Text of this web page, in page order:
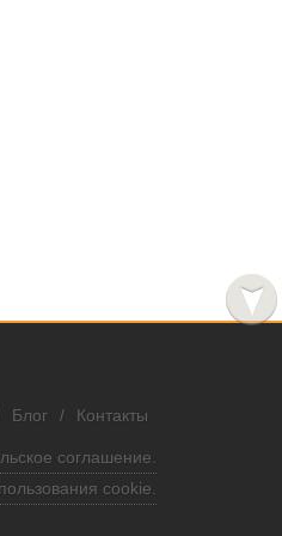
Блог / Контакты
соглашение.
cookie.